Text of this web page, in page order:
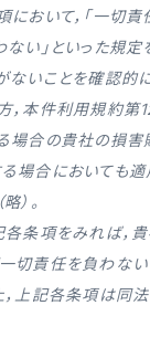
において，「一切責
ない」といった規
ないことを確認的
，本件利用規約第
場合の貴社の損害
場合においても
）。
各条項をみれば，
切責任を負わな
，上記各条項は同